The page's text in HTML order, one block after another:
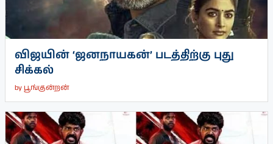
விஜயின் ‘ஜனநாயகன்’ படத்திற்கு புது
சிக்கல்
by பூங்குன்றன்